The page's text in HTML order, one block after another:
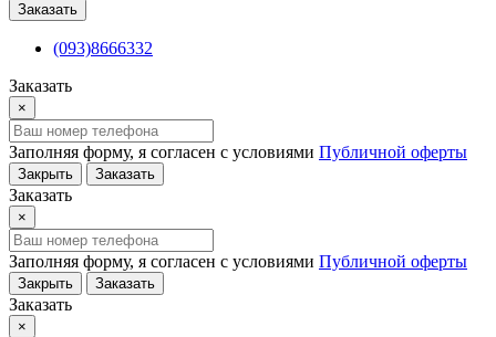
Заказать
(093)8666332
Заказать
×
Заполняя форму, я согласен с условиями Публичной оферты
Закрыть Заказать
Заказать
×
Заполняя форму, я согласен с условиями Публичной оферты
Закрыть Заказать
Заказать
×